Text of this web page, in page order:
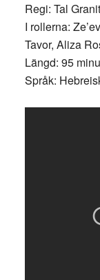
Regi: Tal
I rollerna:
Tavor, Aliza
Längd: 95
Språk: